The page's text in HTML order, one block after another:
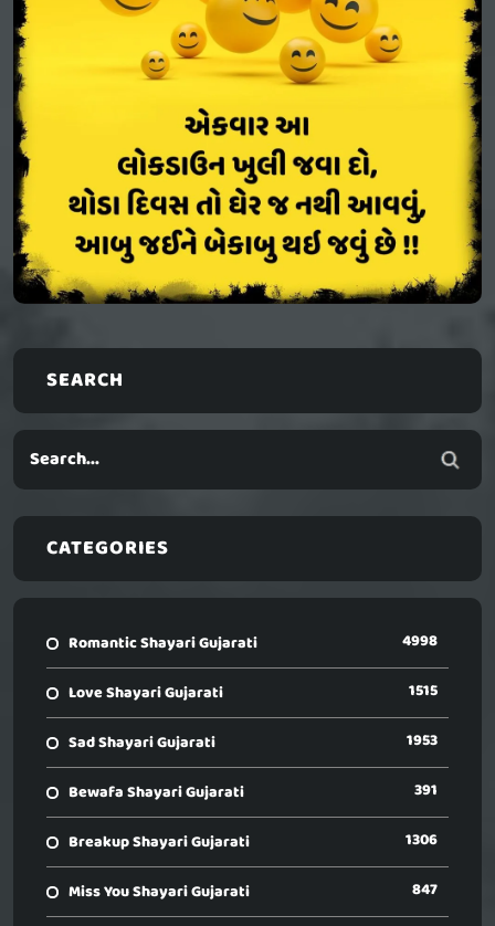
SEARCH
CATEGORIES
Romantic Shayari Gujarati 4998
Love Shayari Gujarati 1515
Sad Shayari Gujarati 1953
Bewafa Shayari Gujarati 391
Breakup Shayari Gujarati 1306
Miss You Shayari Gujarati 847